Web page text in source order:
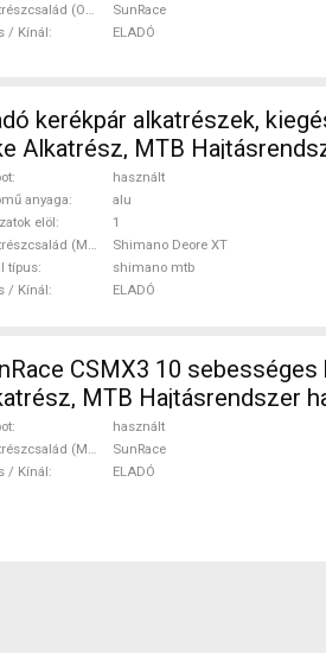
Alkatrészcsalád (Outi)
SunRace
/ Kínál
ELADÓ
kerékpár alkatrészek,
Alkatrész, MTB
használt
anyaga
alu
elöl
1
Alkatrészcsalád (MTB)
Shimano Deore XT
típus
shimano mtb
/ Kínál
ELADÓ
CSMX3 10
MTB Hajtásrendszer
használt
Alkatrészcsalád (MTB)
SunRace
/ Kínál
ELADÓ